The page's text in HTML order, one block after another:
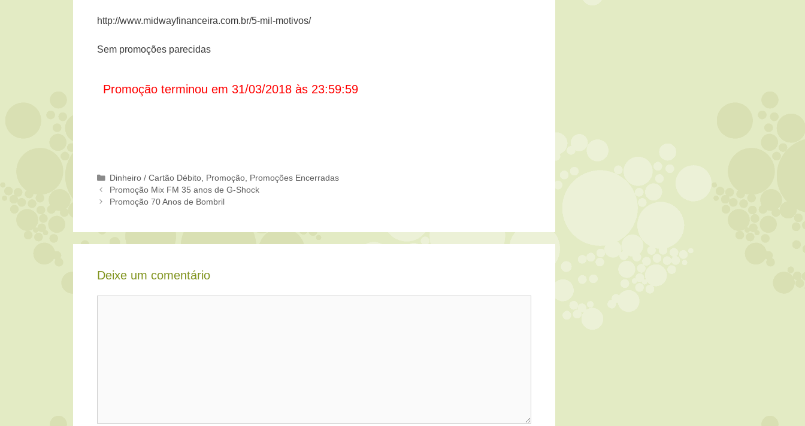
http://www.midwayfinanceira.com.br/5-mil-motivos/
Sem promoções parecidas
Promoção terminou em 31/03/2018 às 23:59:59
Categorias
Dinheiro / Cartão Débito Promoção Promoções Encerradas
Promoção Mix FM 35 anos de G-Shock
Promoção 70 Anos de Bombril
Deixe um comentário